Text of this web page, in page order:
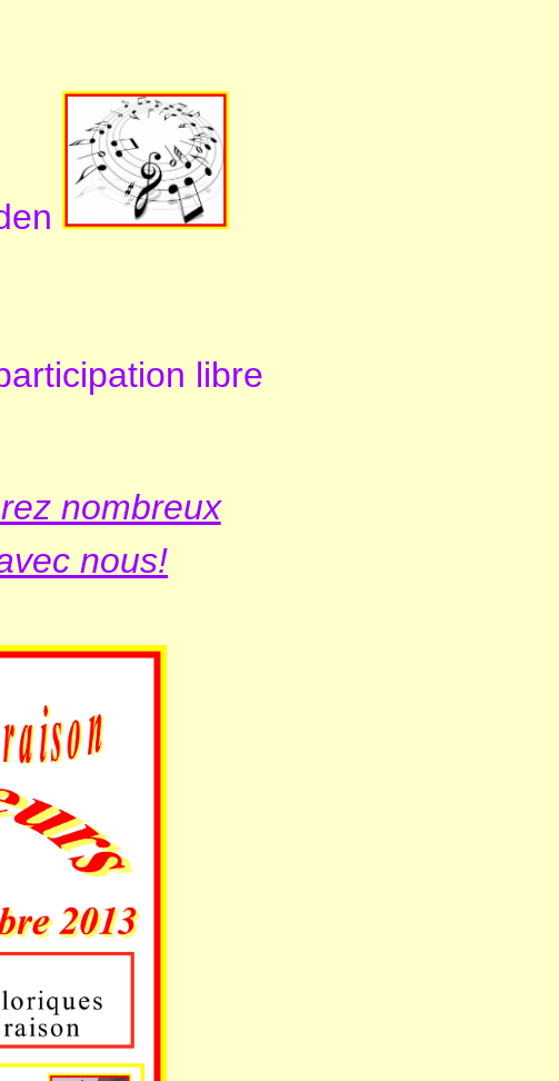
libre
nombreux
nous!